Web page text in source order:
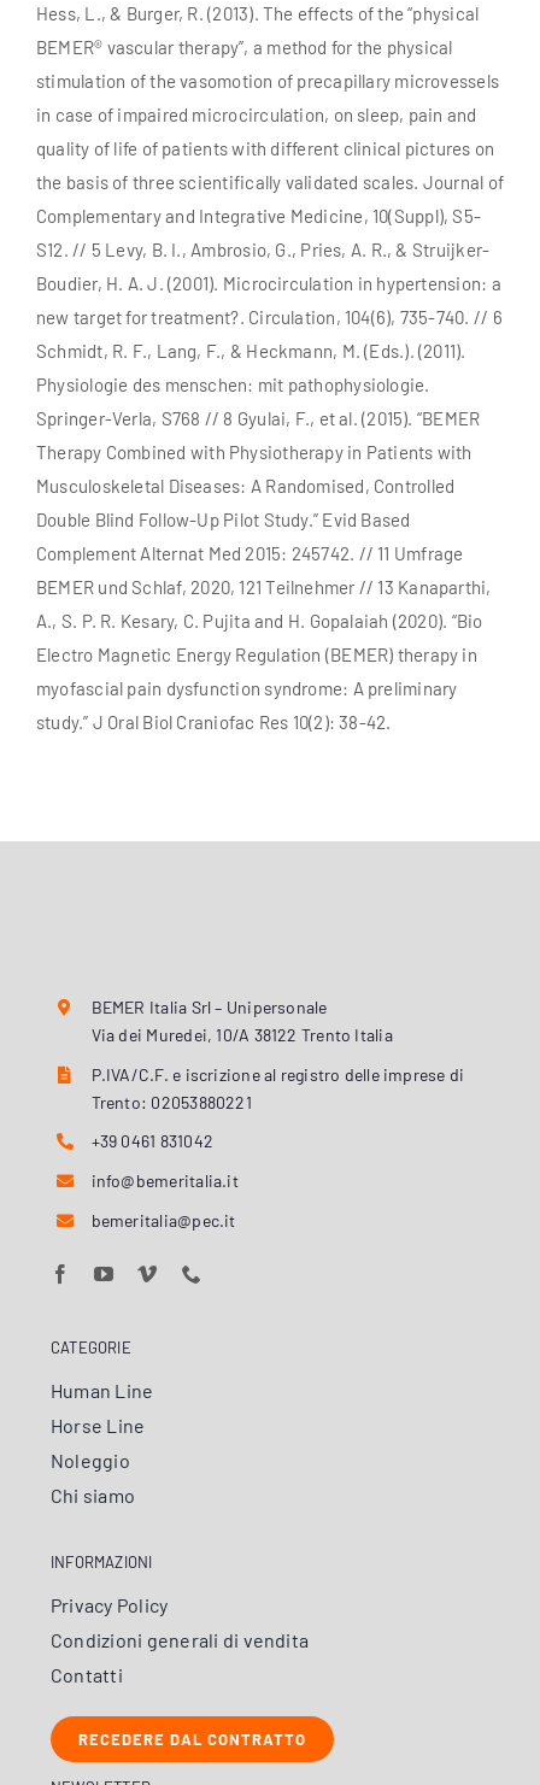
Hess, L., & Burger, R. (2013). The effects of the “physical
BEMER® vascular therapy”, a method for the physical
stimulation of the vasomotion of precapillary microvessels
in case of impaired microcirculation, on sleep, pain and
quality of life of patients with different clinical pictures on
the basis of three scientifically validated scales. Journal of
Complementary and Integrative Medicine, 10(Suppl), S5-
S12. // 5 Levy, B. I., Ambrosio, G., Pries, A. R., & Struijker-
Boudier, H. A. J. (2001). Microcirculation in hypertension: a
new target for treatment?. Circulation, 104(6), 735-740. // 6
Schmidt, R. F., Lang, F., & Heckmann, M. (Eds.). (2011).
Physiologie des menschen: mit pathophysiologie.
Springer-Verla, S768 // 8 Gyulai, F., et al. (2015). “BEMER
Therapy Combined with Physiotherapy in Patients with
Musculoskeletal Diseases: A Randomised, Controlled
Double Blind Follow-Up Pilot Study.” Evid Based
Complement Alternat Med 2015: 245742. // 11 Umfrage
BEMER und Schlaf, 2020, 121 Teilnehmer // 13 Kanaparthi,
A., S. P. R. Kesary, C. Pujita and H. Gopalaiah (2020). “Bio
Electro Magnetic Energy Regulation (BEMER) therapy in
myofascial pain dysfunction syndrome: A preliminary
study.” J Oral Biol Craniofac Res 10(2): 38-42.
BEMER Italia Srl – Unipersonale
Via dei Muredei, 10/A 38122 Trento Italia
P.IVA/C.F. e iscrizione al registro delle imprese di
Trento: 02053880221
+39 0461 831042
info@bemeritalia.it
bemeritalia@pec.it
CATEGORIE
Human Line
Horse Line
Noleggio
Chi siamo
INFORMAZIONI
Privacy Policy
Condizioni generali di vendita
Contatti
RECEDERE DAL CONTRATTO